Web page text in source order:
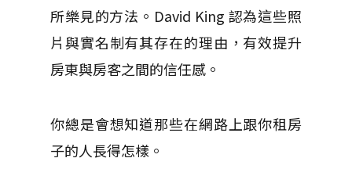
所樂見的方法。David King 認為這些照
片與實名制有其存在的理由，有效提升
房東與房客之間的信任感。
你總是會想知道那些在網路上跟你租房
子的人長得怎樣。